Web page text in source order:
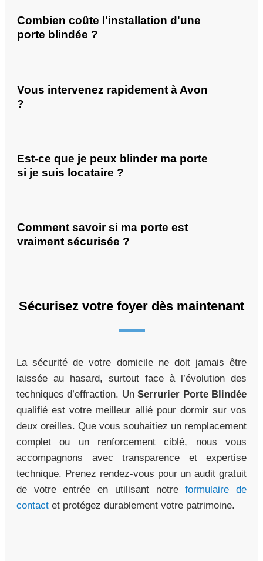
Combien coûte l'installation d'une
porte blindée ?
Vous intervenez rapidement à Avon
?
Est-ce que je peux blinder ma porte
si je suis locataire ?
Comment savoir si ma porte est
vraiment sécurisée ?
Sécurisez votre foyer dès maintenant
La sécurité de votre domicile ne doit jamais être
laissée au hasard, surtout face à l’évolution des
techniques d’effraction. UnSerrurier Porte Blindée
qualifié est votre meilleur allié pour dormir sur vos
deux oreilles. Que vous souhaitiez un remplacement
complet ou un renforcement ciblé, nous vous
accompagnons avec transparence et expertise
technique. Prenez rendez-vous pour un audit gratuit
de votre entrée en utilisant notreformulaire de
contact et protégez durablement votre patrimoine.